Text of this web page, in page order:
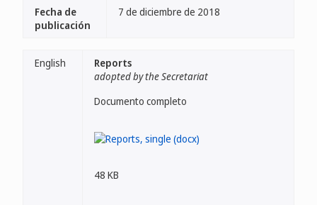
Fecha de
publicación
7 de diciembre de 2018
English
Reports
adopted by the Secretariat
Documento completo
48 KB